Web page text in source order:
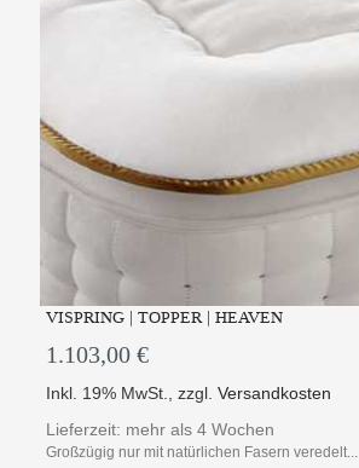
VISPRING | TOPPER | HEAVEN
1.103,00 €
Inkl. 19% MwSt.,zzgl.Versandkosten
Lieferzeit: mehr als 4 Wochen
Großzügig nur mit natürlichen Fasern veredelt...